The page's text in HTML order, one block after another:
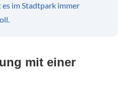
es im Stadtpark immer
mit einer